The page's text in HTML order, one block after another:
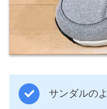
サンダルの